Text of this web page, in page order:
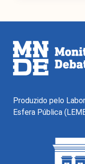
Produzido pelo
Esfera Pública